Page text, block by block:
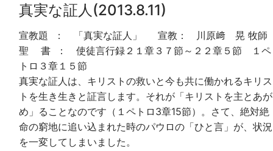
真実な証人(2013.8.11)
宣教題 ： 「真実な証人」 宣教： 川原﨑 晃 牧師
聖 書 ： 使徒言行録２１章３７節～２２章５節 １ペ
トロ３章１５節
真実な証人は、キリストの救いと今も共に働かれるキリス
トを生き生きと証言します。それが「キリストを主とあが
め」ることなのです（１ペトロ3章15節）。さて、絶対絶
命の窮地に追い込まれた時のパウロの「ひと言」が、状況
を一変してしまいました。